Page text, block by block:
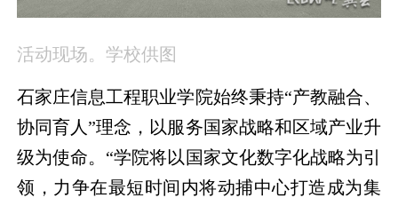
活动现场。学校供图
石家庄信息工程职业学院始终秉持“产教融合、
协同育人”理念，以服务国家战略和区域产业升
级为使命。“学院将以国家文化数字化战略为引
领，力争在最短时间内将动捕中心打造成为集